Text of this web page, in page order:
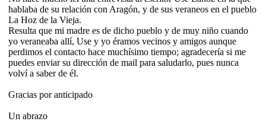
hablaba de su relación con Aragón, y de sus veraneos en el pueblo
La Hoz de la Vieja.
Resulta que mi madre es de dicho pueblo y de muy niño cuando
yo veraneaba allí, Use y yo éramos vecinos y amigos aunque
perdimos el contacto hace muchísimo tiempo; agradecería si me
puedes enviar su dirección de mail para saludarlo, pues nunca
volví a saber de él.
Gracias por anticipado
Un abrazo